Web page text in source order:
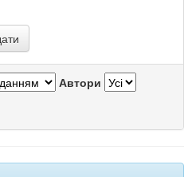
Автори